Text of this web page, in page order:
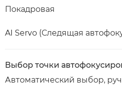
Покадровая
AI Servo (Следящая
Выбор точки
Автоматический выбор,